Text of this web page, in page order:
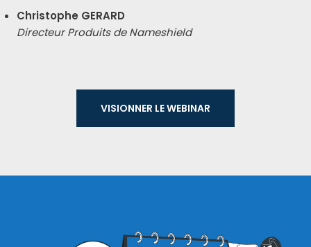
Christophe GERARD
Directeur Produits de Nameshield
VISIONNER LE WEBI­NAR